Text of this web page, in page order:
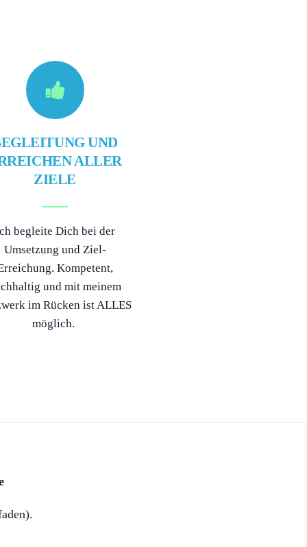
UND
ALLER
ZIELE
begleite Dich bei der
Umsetzung und Ziel-
Kompetent,
und mit meinem
im Rücken ist ALLES
möglich.